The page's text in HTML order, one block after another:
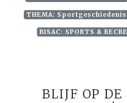
THEMA: Sportgeschiedenis
BISAC: SPORTS &
BLIJF OP DE